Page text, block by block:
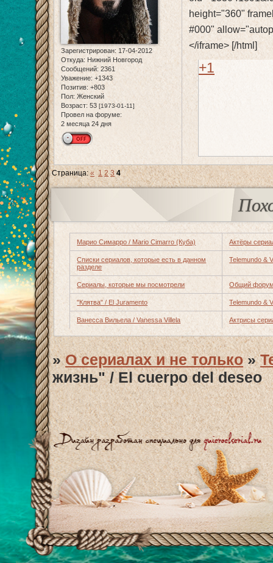
Зарегистрирован: 17-04-2012
Откуда: Нижний Новгород
Сообщений: 2361
Уважение: +1343
Позитив: +803
Пол: Женский
Возраст: 53 [1973-01-11]
Провел на форуме:
2 месяца 24 дня
height="360"
#000"
</iframe> [/html]
+1
Страница:« 1 2 3 4
Марио Симарро / Mario Cimarro (Куба) Актёры
Списки сериалов, которые есть в данном
разделе
Telemundo &
Сериалы, которые мы посмотрели Общий
"Клятва" / El Juramento Telemundo &
Ванесса Вильела / Vanessa Villela Актрисы
»О сериалах и не только »
жизнь" / El cuerpo del deseo